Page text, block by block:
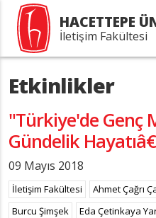
HACETTEPE
İletişim Fakültesi
Etkinlikler
"Türkiye'de Genç
Gündelik
09 Mayıs 2018
İletişim Fakültesi Ahmet Çağrı
Burcu Şimşek
Eda Çetinkaya